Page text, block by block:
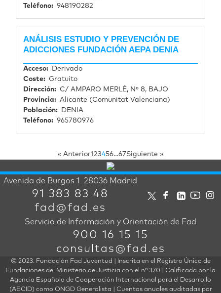
Teléfono
948190282
ANÁLISIS ESTUDIO Y PREVENCIÓN DE
ADICCIONES FUNDACIÓN AEPA DENIA
Acceso
Derivado
Coste
Gratuito
Dirección
C/ AMPARO MERLÉ, Nº 8, BAJO
Provincia
Alicante (Comunitat Valenciana)
Población
DENIA
Teléfono
965780976
« Anterior123456…67Siguiente »
Avenida de Burgos 1. 28036 Madrid
91 383 83 48
fad@fad.es
Servicio de Información y Orientación de Fad
900 16 15 15
consultas@fad.es
© 2023. Fundación Fad Juventud | Inscrita en el Registro Único de
Fundaciones del Ministerio de Justicia con el nº 370 | Calificada por la
Agencia Española de Cooperación Internacional para el Desarrollo
(AECID) como ONGD Generalista | Cuentas anuales auditadas por